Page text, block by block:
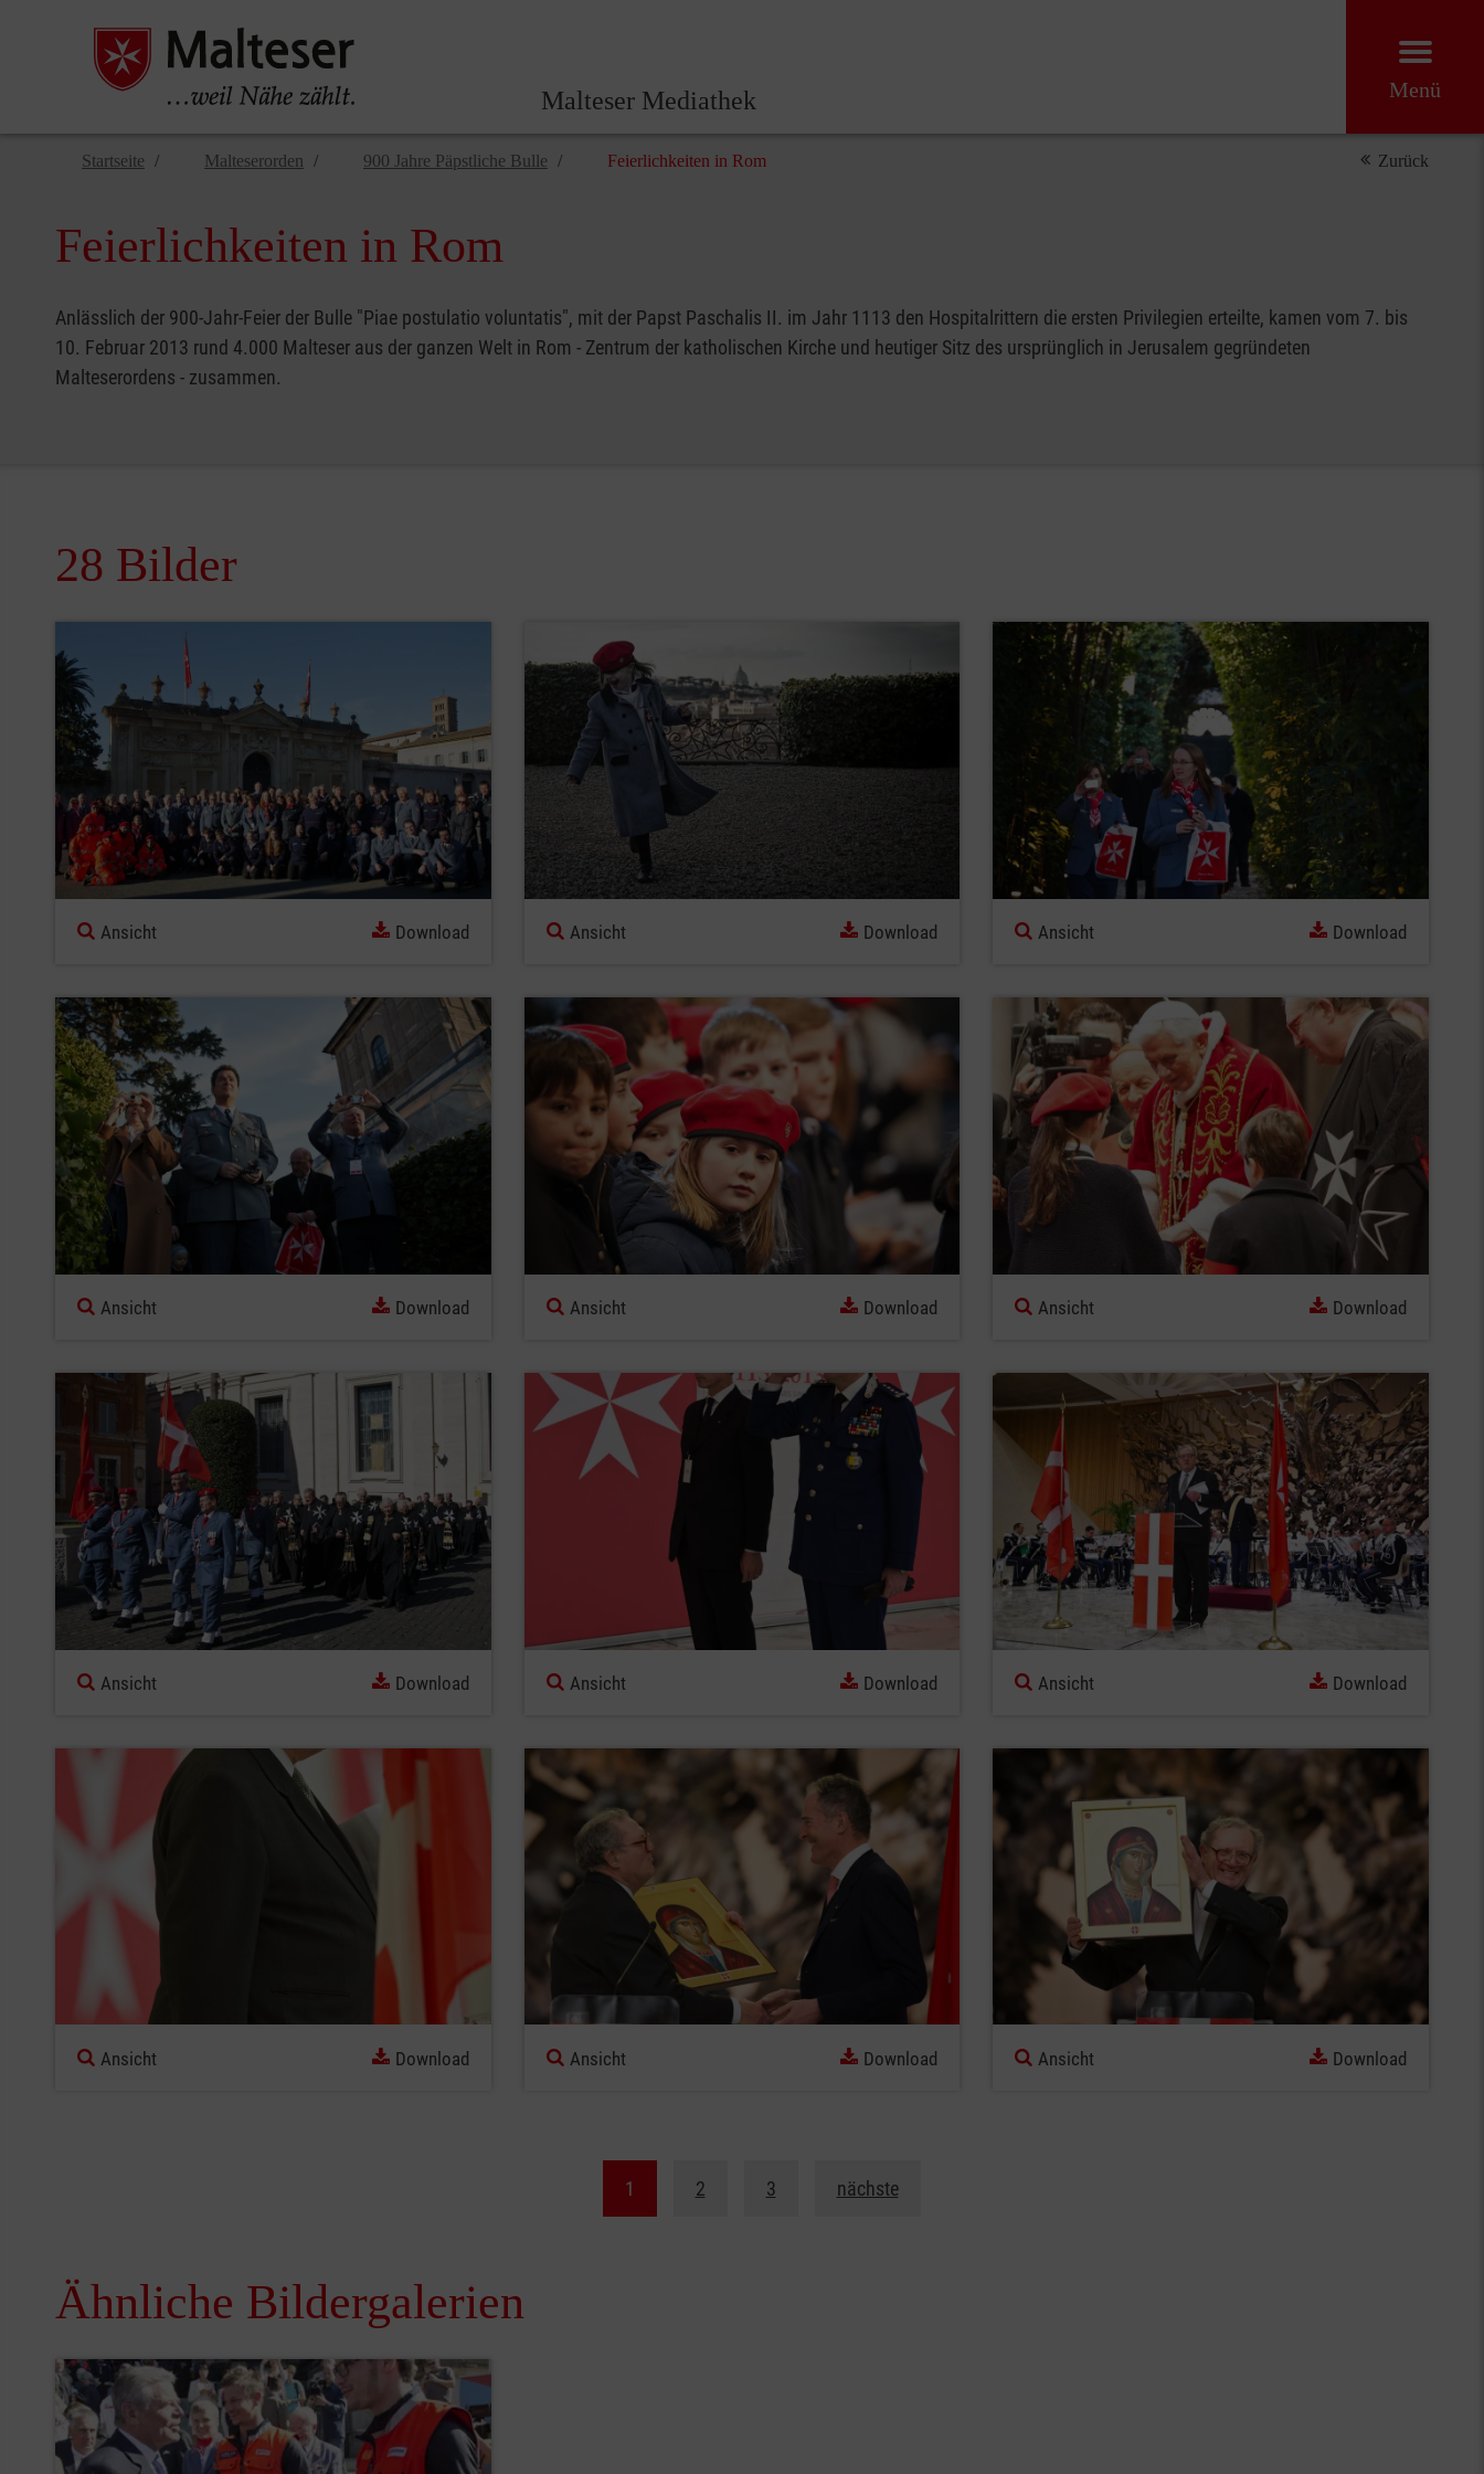
Malteser Mediathek Menü
Startseite Malteserorden 900 Jahre Päpstliche Bulle Feierlichkeiten in Rom Zurück
Feierlichkeiten in Rom
Anlässlich der 900-Jahr-Feier der Bulle "Piae postulatio voluntatis", mit der Papst Paschalis II. im Jahr 1113 den Hospitalrittern die ersten Privilegien erteilte, kamen vom 7. bis
10. Februar 2013 rund 4.000 Malteser aus der ganzen Welt in Rom - Zentrum der katholischen Kirche und heutiger Sitz des ursprünglich in Jerusalem gegründeten
Malteserordens - zusammen.
28 Bilder
Ansicht Download Ansicht Download Ansicht Download
Ansicht Download Ansicht Download Ansicht Download
Ansicht Download Ansicht Download Ansicht Download
Ansicht Download Ansicht Download Ansicht Download
1 2 3 nächste
Ähnliche Bildergalerien
Pause